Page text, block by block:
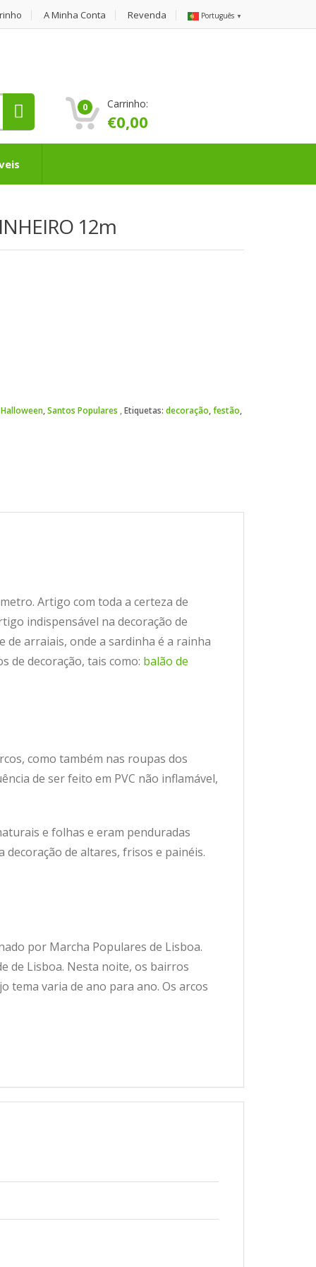
A Minha Conta Revenda Português ▼
0 Carrinho:
€0,00
12m
Halloween,Santos Populares Etiquetas: decoração,festão,
Artigo com toda a certeza de
indispensável na decoração de
arraiais, onde a sardinha é a rainha
de decoração, tais como: balão de
como também nas roupas dos
de ser feito em PVC não inflamável,
e folhas e eram penduradas
de altares, frisos e painéis.
por Marcha Populares de Lisboa.
de Lisboa. Nesta noite, os bairros
tema varia de ano para ano. Os arcos